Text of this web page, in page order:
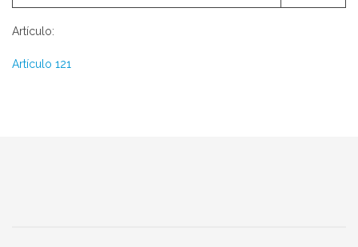
Artículo:
Artículo 121